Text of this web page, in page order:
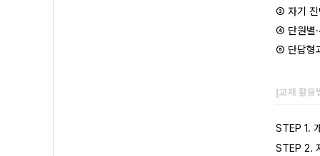
③ 자기 진
④ 단원별
⑤ 단답형
[교재 활용
STEP 1.
STEP 2.